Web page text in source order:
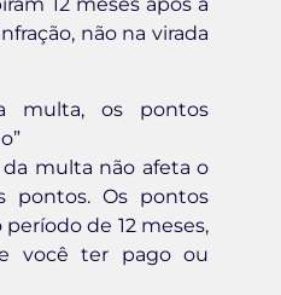
12 meses após a
não na virada
multa, os pontos
multa não afeta o
pontos. Os pontos
de 12 meses,
você ter pago ou